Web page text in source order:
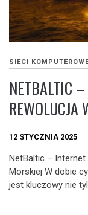
SIECI
NETBALTIC
REWOLUCJA
12 STYCZNIA 2025
NetBaltic – Internet
Morskiej W dobie
jest kluczowy nie